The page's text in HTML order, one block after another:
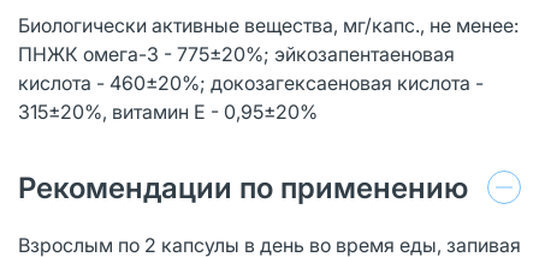
Биологически активные вещества, мг/капс., не менее:
ПНЖК омега-3 - 775±20%; эйкозапентаеновая
кислота - 460±20%; докозагексаеновая кислота -
315±20%, витамин Е - 0,95±20%
Рекомендации по применению
Взрослым по 2 капсулы в день во время еды, запивая